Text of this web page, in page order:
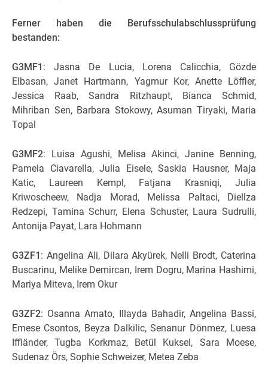
Ferner haben die Berufsschulabschlussprüfung
bestanden:
G3MF1 : Jasna De Lucia, Lorena Calicchia, Gözde
Elbasan, Janet Hartmann, Yagmur Kor, Anette Löffler,
Jessica Raab, Sandra Ritzhaupt, Bianca Schmid,
Mihriban Sen, Barbara Stokowy, Asuman Tiryaki, Maria
Topal
G3MF2: Luisa Agushi, Melisa Akinci, Janine Benning,
Pamela Ciavarella, Julia Eisele, Saskia Hausner, Maja
Katic, Laureen Kempl, Fatjana Krasniqi, Julia
Kriwoscheew, Nadja Morad, Melissa Paltaci, Diellza
Redzepi, Tamina Schurr, Elena Schuster, Laura Sudrulli,
Antonija Payat, Lara Hohmann
G3ZF1 : Angelina Ali, Dilara Akyürek, Nelli Brodt, Caterina
Buscarinu, Melike Demircan, Irem Dogru, Marina Hashimi,
Mariya Miteva, Irem Okur
G3ZF2: Osanna Amato, Illayda Bahadir, Angelina Bassi,
Emese Csontos, Beyza Dalkilic, Senanur Dönmez, Luesa
Iffländer, Tugba Korkmaz, Betül Kuksel, Sara Moese,
Sudenaz Örs, Sophie Schweizer, Metea Zeba